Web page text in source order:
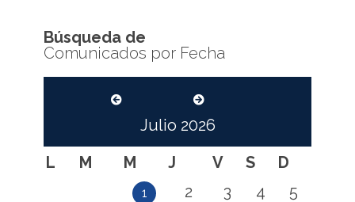
Búsqueda de
Comunicados por Fecha
Julio 2026
L
M M J V S D
1 2 3 4
5